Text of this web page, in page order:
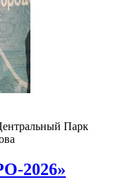
Парк
2026»